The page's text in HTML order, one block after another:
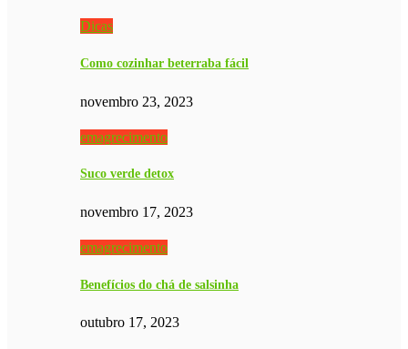
Dicas
Como cozinhar beterraba fácil
novembro 23, 2023
emagrecimento
Suco verde detox
novembro 17, 2023
emagrecimento
Benefícios do chá de salsinha
outubro 17, 2023